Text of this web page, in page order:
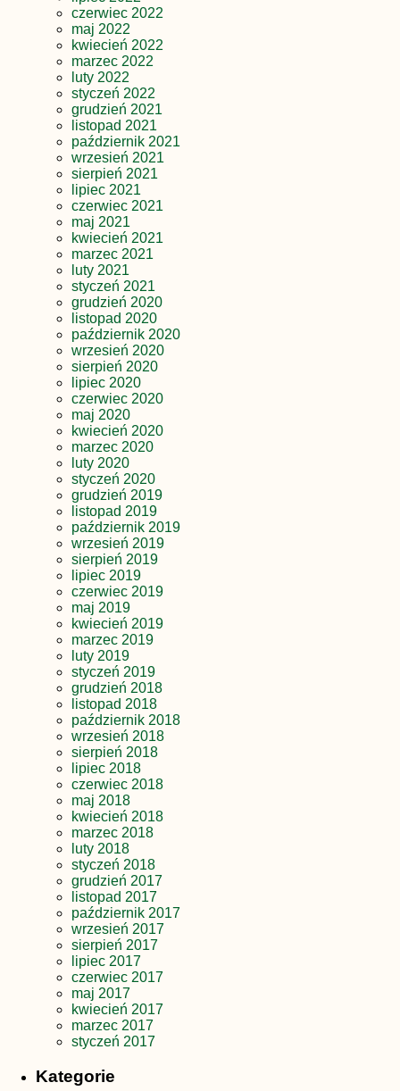
czerwiec 2022
maj 2022
kwiecień 2022
marzec 2022
luty 2022
styczeń 2022
grudzień 2021
listopad 2021
październik 2021
wrzesień 2021
sierpień 2021
lipiec 2021
czerwiec 2021
maj 2021
kwiecień 2021
marzec 2021
luty 2021
styczeń 2021
grudzień 2020
listopad 2020
październik 2020
wrzesień 2020
sierpień 2020
lipiec 2020
czerwiec 2020
maj 2020
kwiecień 2020
marzec 2020
luty 2020
styczeń 2020
grudzień 2019
listopad 2019
październik 2019
wrzesień 2019
sierpień 2019
lipiec 2019
czerwiec 2019
maj 2019
kwiecień 2019
marzec 2019
luty 2019
styczeń 2019
grudzień 2018
listopad 2018
październik 2018
wrzesień 2018
sierpień 2018
lipiec 2018
czerwiec 2018
maj 2018
kwiecień 2018
marzec 2018
luty 2018
styczeń 2018
grudzień 2017
listopad 2017
październik 2017
wrzesień 2017
sierpień 2017
lipiec 2017
czerwiec 2017
maj 2017
kwiecień 2017
marzec 2017
styczeń 2017
Kategorie